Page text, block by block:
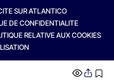
SUR ATLANTICO
DE CONFIDENTIALITE
RELATIVE AUX COOKIES